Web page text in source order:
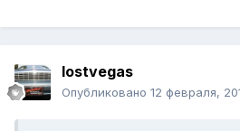
lostvegas
Опубликовано 12 февраля,